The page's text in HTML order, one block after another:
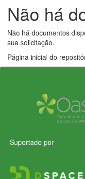
Não há
Não há documentos
sua solicitação.
Página inicial do
Suportado por